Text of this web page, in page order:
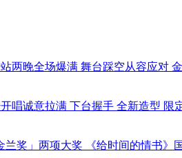
两晚全场爆满 舞台踩空从容应对
唱诚意拉满 下台握手 全新造型 限
兰奖」两项大奖 《给时间的情书》